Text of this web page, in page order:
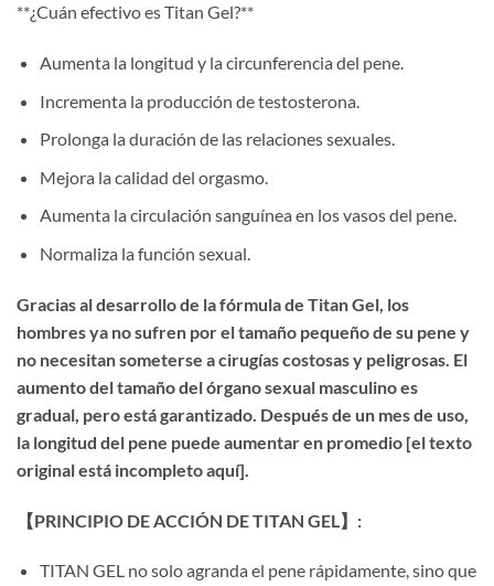
​**¿Cuán efectivo es Titan Gel?​**​
Aumenta la longitud y la circunferencia del pene.
Incrementa la producción de testosterona.
Prolonga la duración de las relaciones sexuales.
Mejora la calidad del orgasmo.
Aumenta la circulación sanguínea en los vasos del pene.
Normaliza la función sexual.
Gracias al desarrollo de la fórmula de Titan Gel, los
hombres ya no sufren por el tamaño pequeño de su pene y
no necesitan someterse a cirugías costosas y peligrosas. El
aumento del tamaño del órgano sexual masculino es
gradual, pero está garantizado. Después de un mes de uso,
la longitud del pene puede aumentar en promedio [el texto
original está incompleto aquí].​
​【PRINCIPIO DE ACCIÓN DE TITAN GEL】:​
TITAN GEL no solo agranda el pene rápidamente, sino que